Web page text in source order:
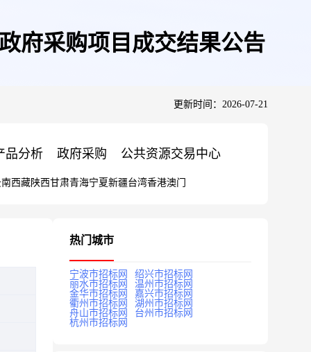
府采购项目成交结果公告
更新时间：2026-07-21
品分析 政府采购 公共资源交易中心
西藏陕西甘肃青海宁夏新疆台湾香港澳门
热门城市
宁波市招标网
绍兴市招标网
丽水市招标网
温州市招标网
金华市招标网
嘉兴市招标网
衢州市招标网
湖州市招标网
舟山市招标网
台州市招标网
杭州市招标网